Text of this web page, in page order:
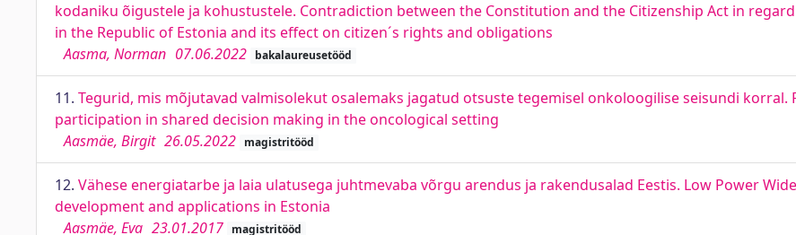
kodaniku õigustele ja kohustustele. Contradiction between the Constitution and the Citizenship Act in
in the Republic of Estonia and its effect on citizen´s rights and obligations
Aasma, Norman 07.06.2022 bakalaureusetööd
11. Tegurid, mis mõjutavad valmisolekut osalemaks jagatud otsuste tegemisel onkoloogilise seisundi korral.
participation in shared decision making in the oncological setting
Aasmäe, Birgit 26.05.2022 magistritööd
12. Vähese energiatarbe ja laia ulatusega juhtmevaba võrgu arendus ja rakendusalad Eestis. Low Power
development and applications in Estonia
Aasmäe, Eva 23.01.2017 magistritööd